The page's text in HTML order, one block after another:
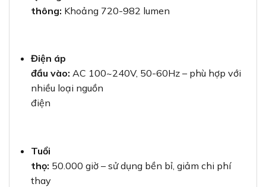
thông: Khoảng 720-982 lumen
Điện áp
đầu vào: AC 100~240V, 50-60Hz – phù hợp với
nhiều loại nguồn
điện
Tuổi
thọ: 50.000 giờ – sử dụng bền bỉ, giảm chi phí
thay